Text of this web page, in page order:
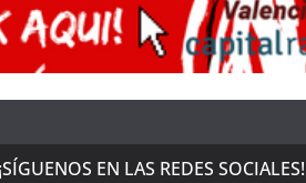
EN LAS REDES SOCIALES!